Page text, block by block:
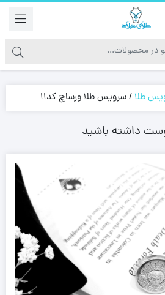
طلا/سرویس طلا ورساچ کد11
داشته باشید